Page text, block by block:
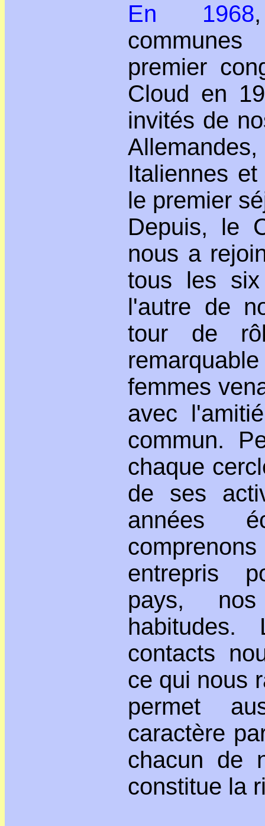
En 1968
premier
Cloud en
invités de
Italiennes
le premier
Depuis, le
nous a
tous les
l'autre de
tour de
femmes
avec
commun.
chaque
de ses
années
entrepris
pays,
habitudes.
contacts
ce qui nous
permet
caractère
chacun de
constitue la